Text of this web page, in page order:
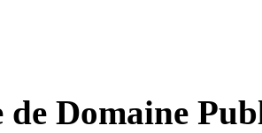
Domaine